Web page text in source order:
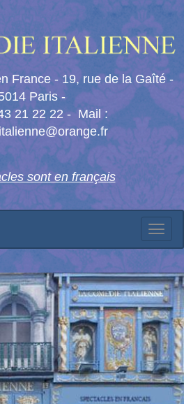
France - 19, rue de la Gaîté -
Paris -
21 22 22 - Mail :
sont en français